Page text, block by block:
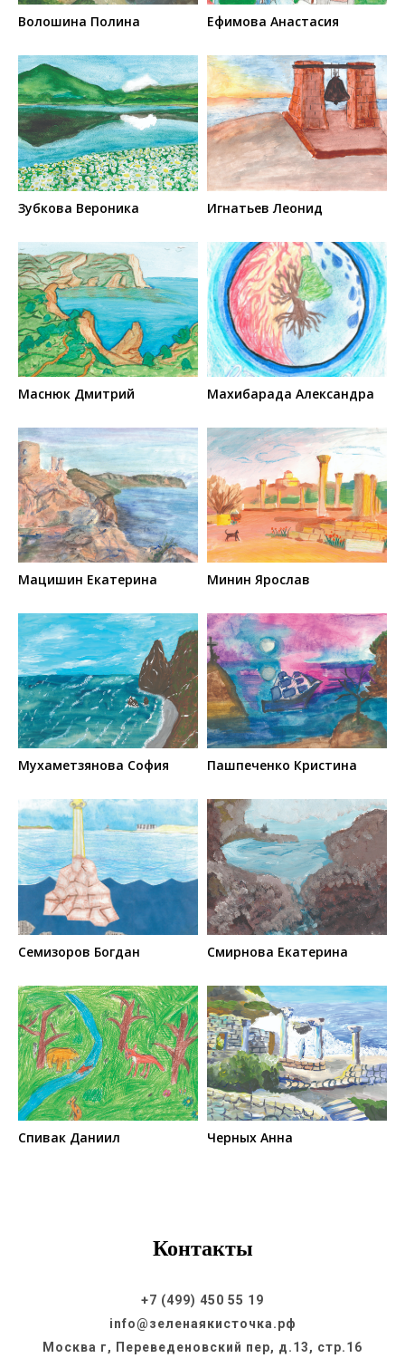
Волошина Полина Ефимова Анастасия
Зубкова Вероника Игнатьев Леонид
Маснюк Дмитрий Махибарада Александра
Мацишин Екатерина Минин Ярослав
Мухаметзянова София Пашпеченко Кристина
Семизоров Богдан Смирнова Екатерина
Спивак Даниил Черных Анна
Контакты
+7 (499) 450 55 19
info@зеленаякисточка.рф
Москва г, Переведеновский пер, д.13, стр.16